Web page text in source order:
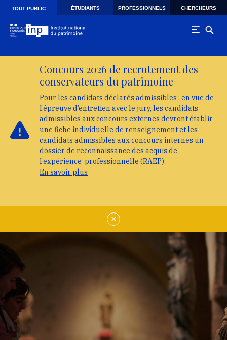
Skip to main navigation
Aller au contenu principal
TOUT PUBLIC ÉTUDIANTS PROFESSIONNELS CHERCHEURS
Concours 2026 de recrutement des
conservateurs du patrimoine
Pour les candidats déclarés admissibles : en vue de
l’épreuve d’entretien avec le jury, les candidats
admissibles aux concours externes devront établir
une fiche individuelle de renseignement et les
candidats admissibles aux concours internes un
dossier de reconnaissance des acquis de
l’expérience professionnelle (RAEP).
En savoir plus